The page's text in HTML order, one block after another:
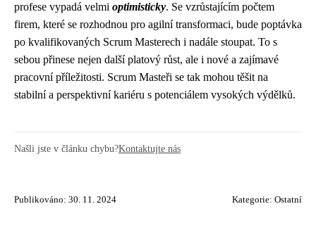
profese vypadá velmi optimisticky. Se vzrůstajícím počtem
firem, které se rozhodnou pro agilní transformaci, bude poptávka
po kvalifikovaných Scrum Masterech i nadále stoupat. To s
sebou přinese nejen další platový růst, ale i nové a zajímavé
pracovní příležitosti. Scrum Masteři se tak mohou těšit na
stabilní a perspektivní kariéru s potenciálem vysokých výdělků.
Našli jste v článku chybu?Kontaktujte nás
Publikováno: 30. 11. 2024 Kategorie: Ostatní